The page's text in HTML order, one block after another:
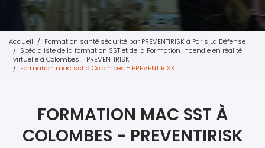
Accueil
Formation santé sécurité par PREVENTIRISK à Paris La Défense
Spécialiste de la formation SST et de la Formation Incendie en réalité
virtuelle à Colombes - PREVENTIRISK
Formation mac sst à Colombes - PREVENTIRISK
FORMATION MAC SST À
COLOMBES - PREVENTIRISK